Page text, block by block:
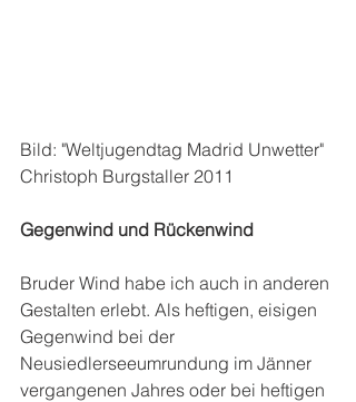
Bild: "Weltjugendtag Madrid Unwetter"
Christoph Burgstaller 2011
Gegenwind und Rückenwind
Bruder Wind habe ich auch in anderen
Gestalten erlebt. Als heftigen, eisigen
Gegenwind bei der
Neusiedlerseeumrundung im Jänner
vergangenen Jahres oder bei heftigen